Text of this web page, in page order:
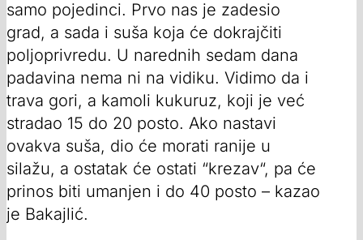
samo pojedinci. Prvo nas je zadesio
grad, a sada i suša koja će dokrajčiti
poljoprivredu. U narednih sedam dana
padavina nema ni na vidiku. Vidimo da i
trava gori, a kamoli kukuruz, koji je već
stradao 15 do 20 posto. Ako nastavi
ovakva suša, dio će morati ranije u
silažu, a ostatak će ostati “krezav“, pa će
prinos biti umanjen i do 40 posto – kazao
je Bakajlić.